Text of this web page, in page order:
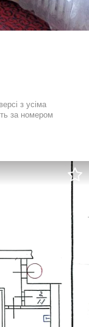
з усіма
за номером